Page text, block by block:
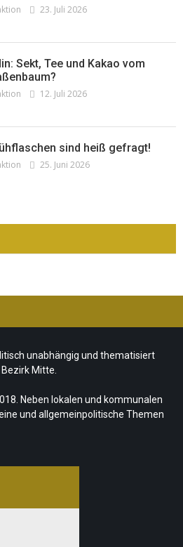
der Honig? – Neue EU-
23. Juli 2026
Sekt, Tee und Kakao vom
12. Juli 2026
sind heiß gefragt!
25. Juni 2026
zeitgemäß?
unabhängig und thematisiert
Mitte.
Neben lokalen und kommunalen
und allgemeinpolitische Themen